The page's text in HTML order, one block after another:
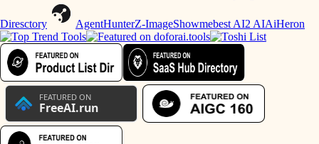
Diresctory AgentHunterZ-ImageShowmebest AI2 AIAiHeron